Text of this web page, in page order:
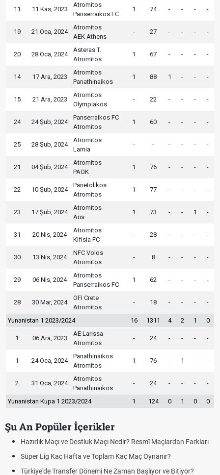
11 11 Kas, 2023
Atromitos
Panserraikos FC
1 74 - - - -
19 21 Oca, 2024
Atromitos
AEK Athens
- 27 - - - -
20 28 Oca, 2024
Asteras T.
Atromitos
1 67 - - - -
14 17 Ara, 2023
Atromitos
Panathinaikos
1 88 1 - - -
15 21 Ara, 2023
Atromitos
Olympiakos
- 22 - - - -
24 24 Şub, 2024
Panserraikos FC
Atromitos
1 60 - - - -
25 28 Şub, 2024
Atromitos
Lamia
- - - - - -
21 04 Şub, 2024
Atromitos
PAOK
1 76 - - - -
22 10 Şub, 2024
Panetolikos
Atromitos
1 77 - - - -
23 17 Şub, 2024
Atromitos
Aris
1 73 - - 1 -
31 20 Nis, 2024
Atromitos
Kifisia FC
- 28 - - - -
30 13 Nis, 2024
NFC Volos
Atromitos
- 8 - - - -
29 06 Nis, 2024
Atromitos
Panserraikos FC
1 62 - - - -
28 30 Mar, 2024
OFI Crete
Atromitos
- 18 - - - -
Yunanistan 1 2023/2024 16 1311 4 2 1 0
1 06 Ara, 2023
AE Larissa
Atromitos
- 24 - - - -
1 24 Oca, 2024
Panathinaikos
Atromitos
1 76 - 1 - -
2 31 Oca, 2024
Atromitos
Panathinaikos
- 24 - - - -
Yunanistan Kupa 1 2023/2024 1 124 0 1 0 0
Şu An Popüler İçerikler
Maçı ve Dostluk Maçı Nedir? Resmî Maçlardan Farkları
Lig Kaç Hafta ve Toplam Kaç Maç Oynanır?
Transfer Dönemi Ne Zaman Başlıyor ve Bitiyor?